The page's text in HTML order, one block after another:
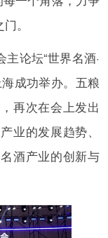
。
论坛“世界名酒·
成功举办。五粮
再次在会上发出
业的发展趋势、
酒产业的创新与